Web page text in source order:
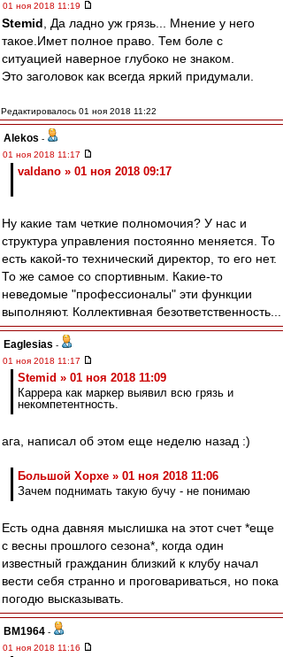
01 ноя 2018 11:19
Stemid , Да ладно уж грязь... Мнение у него
такое.Имет полное право. Тем боле с
ситуацией наверное глубоко не знаком.
Это заголовок как всегда яркий придумали.
Редактировалось 01 ноя 2018 11:22
Alekos -
01 ноя 2018 11:17
valdano » 01 ноя 2018 09:17
Ну какие там четкие полномочия? У нас и
структура управления постоянно меняется. То
есть какой-то технический директор, то его нет.
То же самое со спортивным. Какие-то
неведомые "профессионалы" эти функции
выполняют. Коллективная безответственность...
Eaglesias -
01 ноя 2018 11:17
Stemid » 01 ноя 2018 11:09
Каррера как маркер выявил всю грязь и
некомпетентность.
ага, написал об этом еще неделю назад :)
Большой Хорхе » 01 ноя 2018 11:06
Зачем поднимать такую бучу - не понимаю
Есть одна давняя мыслишка на этот счет *еще
с весны прошлого сезона*, когда один
известный гражданин близкий к клубу начал
вести себя странно и проговариваться, но пока
погодю высказывать.
BM1964 -
01 ноя 2018 11:16